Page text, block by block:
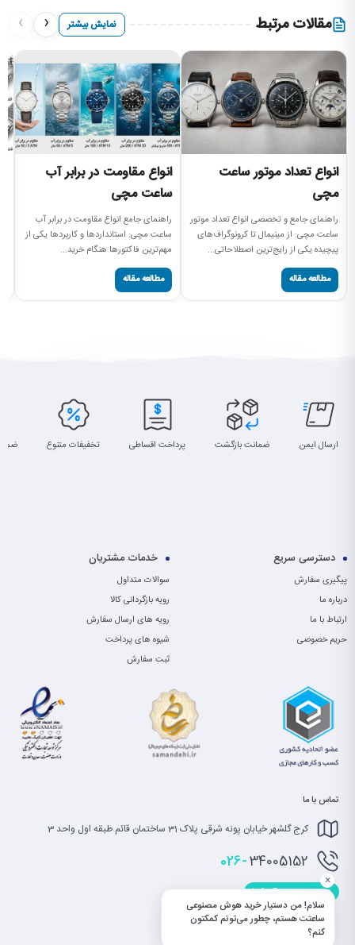
مقالات مرتبط نمایش بیشتر ‹
›
انواع تعداد موتور ساعت
مچی
راهنمای جامع و تخصصی انواع تعداد موتور
ساعت مچی: از مینیمال تا کرونوگراف‌های
پیچیده یکی از رایج‌ترین اصطلاحاتی...
مطالعه مقاله
انواع مقاومت در برابر آب
ساعت مچی
راهنمای جامع انواع مقاومت در برابر آب
ساعت مچی: استانداردها و کاربردها یکی از
مهم‌ترین فاکتورها هنگام خرید...
مطالعه مقاله
ارسال ایمن ضمانت بازگشت پرداخت اقساطی تخفیفات متنوع
دسترسی سریع
پیگیری سفارش
درباره ما
ارتباط با ما
حریم خصوصی
خدمات مشتریان
سوالات متداول
رویه بازگردانی کالا
رویه های ارسال سفارش
شیوه های پرداخت
ثبت سفارش
تماس با ما
کرج گلشهر خیابان پونه شرقی پلاک 31 ساختمان قائم طبقه اول واحد 3
026-34005152
info@saatet.com
سلام! من دستیار خرید هوش مصنوعی
ساعتت هستم، چطور می‌تونم کمکتون
کنم؟
×